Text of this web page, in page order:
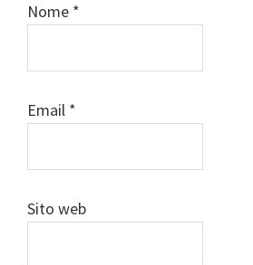
Nome *
Email *
Sito web